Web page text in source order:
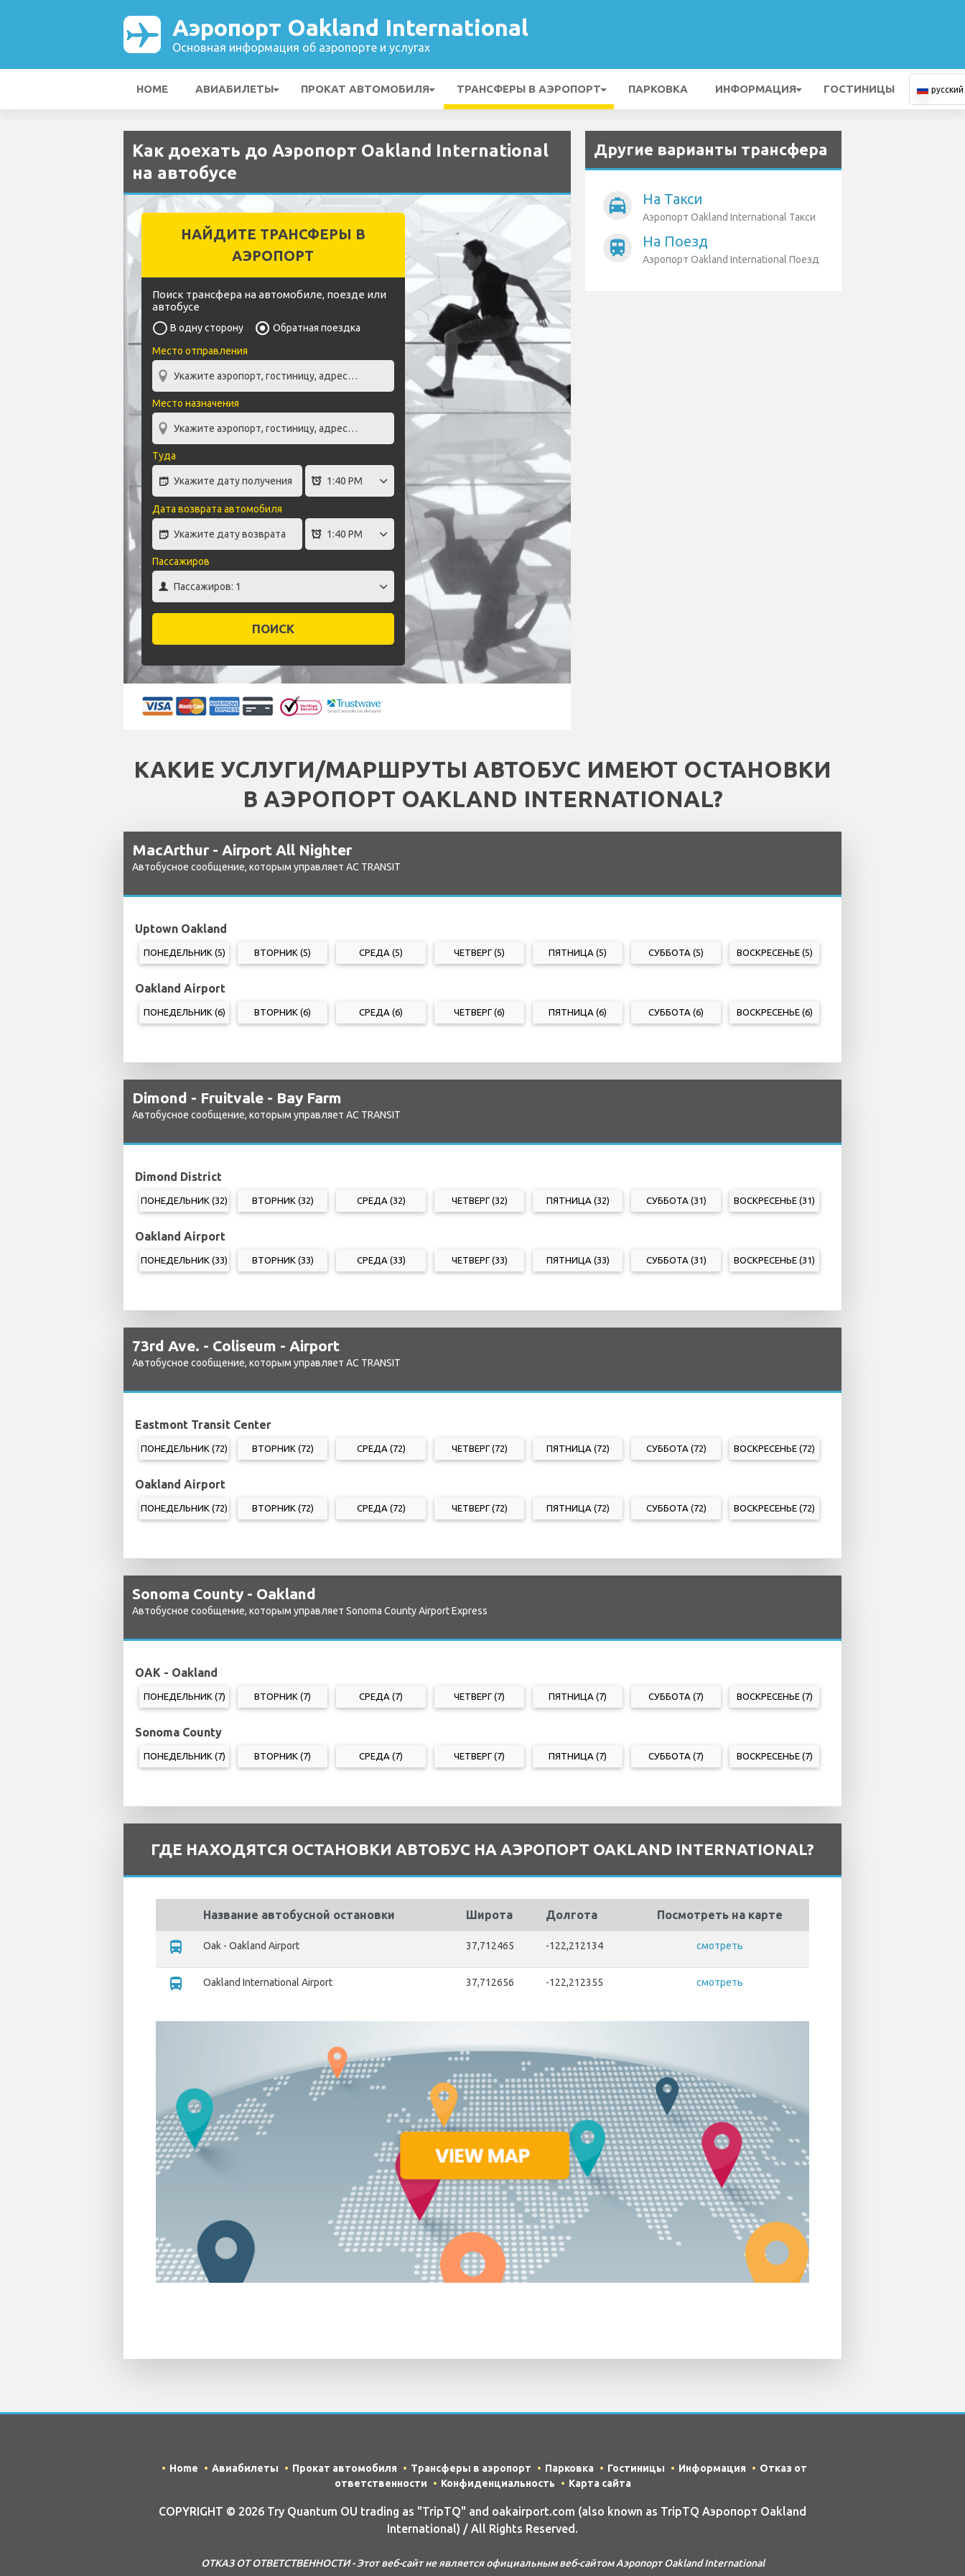
Аэропорт Oakland International
Основная информация об аэропорте и услугах
HOME АВИАБИЛЕТЫ ПРОКАТ АВТОМОБИЛЯ ТРАНСФЕРЫ В АЭРОПОРТ ПАРКОВКА ИНФОРМАЦИЯ ГОСТИНИЦЫ русский
Как доехать до Аэропорт Oakland International
на автобусе
НАЙДИТЕ ТРАНСФЕРЫ В
АЭРОПОРТ
Поиск трансфера на автомобиле, поезде или
автобусе
В одну сторону
Обратная поездка
Место отправления
Место назначения
Туда
Дата возврата автомобиля
Пассажиров
ПОИСК
Другие варианты трансфера
local_taxi На Такси
Аэропорт Oakland International Такси
train На Поезд
Аэропорт Oakland International Поезд
КАКИЕ УСЛУГИ/МАРШРУТЫ АВТОБУС ИМЕЮТ ОСТАНОВКИ
В АЭРОПОРТ OAKLAND INTERNATIONAL?
MacArthur - Airport All Nighter
Автобусное сообщение, которым управляет AC TRANSIT
Uptown Oakland
ПОНЕДЕЛЬНИК (5) ВТОРНИК (5) СРЕДА (5) ЧЕТВЕРГ (5) ПЯТНИЦА (5) СУББОТА (5) ВОСКРЕСЕНЬЕ (5)
Oakland Airport
ПОНЕДЕЛЬНИК (6) ВТОРНИК (6) СРЕДА (6) ЧЕТВЕРГ (6) ПЯТНИЦА (6) СУББОТА (6) ВОСКРЕСЕНЬЕ (6)
Dimond - Fruitvale - Bay Farm
Автобусное сообщение, которым управляет AC TRANSIT
Dimond District
ПОНЕДЕЛЬНИК (32) ВТОРНИК (32) СРЕДА (32) ЧЕТВЕРГ (32) ПЯТНИЦА (32) СУББОТА (31) ВОСКРЕСЕНЬЕ (31)
Oakland Airport
ПОНЕДЕЛЬНИК (33) ВТОРНИК (33) СРЕДА (33) ЧЕТВЕРГ (33) ПЯТНИЦА (33) СУББОТА (31) ВОСКРЕСЕНЬЕ (31)
73rd Ave. - Coliseum - Airport
Автобусное сообщение, которым управляет AC TRANSIT
Eastmont Transit Center
ПОНЕДЕЛЬНИК (72) ВТОРНИК (72) СРЕДА (72) ЧЕТВЕРГ (72) ПЯТНИЦА (72) СУББОТА (72) ВОСКРЕСЕНЬЕ (72)
Oakland Airport
ПОНЕДЕЛЬНИК (72) ВТОРНИК (72) СРЕДА (72) ЧЕТВЕРГ (72) ПЯТНИЦА (72) СУББОТА (72) ВОСКРЕСЕНЬЕ (72)
Sonoma County - Oakland
Автобусное сообщение, которым управляет Sonoma County Airport Express
OAK - Oakland
ПОНЕДЕЛЬНИК (7) ВТОРНИК (7) СРЕДА (7) ЧЕТВЕРГ (7) ПЯТНИЦА (7) СУББОТА (7) ВОСКРЕСЕНЬЕ (7)
Sonoma County
ПОНЕДЕЛЬНИК (7) ВТОРНИК (7) СРЕДА (7) ЧЕТВЕРГ (7) ПЯТНИЦА (7) СУББОТА (7) ВОСКРЕСЕНЬЕ (7)
ГДЕ НАХОДЯТСЯ ОСТАНОВКИ АВТОБУС НА АЭРОПОРТ OAKLAND INTERNATIONAL?
Название автобусной остановки Широта Долгота Посмотреть на карте
directions_bus Oak - Oakland Airport 37,712465 -122,212134 смотреть
directions_bus Oakland International Airport 37,712656 -122,212355 смотреть
Home Авиабилеты Прокат автомобиля Трансферы в аэропорт Парковка Гостиницы Информация
Отказ от
ответственности
Конфиденциальность Карта сайта
COPYRIGHT © 2026 Try Quantum OU trading as "TripTQ" and oakairport.com (also known as TripTQ Аэропорт Oakland
International) / All Rights Reserved.
ОТКАЗ ОТ ОТВЕТСТВЕННОСТИ - Этот веб-сайт не является официальным веб-сайтом Аэропорт Oakland International